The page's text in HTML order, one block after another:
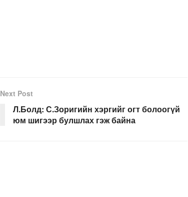
Next Post
Л.Болд: С.Зоригийн хэргийг огт болоогүй
юм шигээр булшлах гэж байна